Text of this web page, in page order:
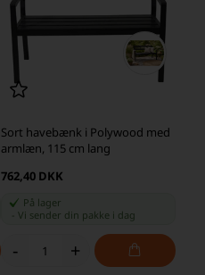
Sort havebænk i Polywood med
armlæn, 115 cm lang
762,40 DKK
På lager
Vi sender din pakke i dag
- +